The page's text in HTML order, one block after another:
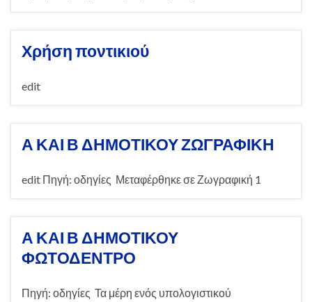
Χρήση ποντικιού
edit
Α ΚΑΙ Β ΔΗΜΟΤΙΚΟΥ ΖΩΓΡΑΦΙΚΗ
edit Πηγή: οδηγίες Μεταφέρθηκε σε Ζωγραφική 1
Α ΚΑΙ Β ΔΗΜΟΤΙΚΟΥ
ΦΩΤΟΔΕΝΤΡΟ
Πηγή: οδηγίες Τα μέρη ενός υπολογιστικού